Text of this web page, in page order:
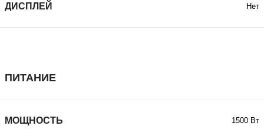
ДИСПЛЕЙ Нет
ПИТАНИЕ
МОЩНОСТЬ 1500 Вт